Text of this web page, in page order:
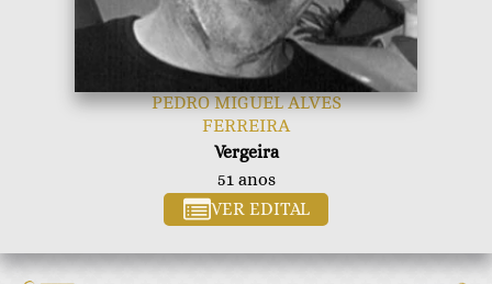
PEDRO MIGUEL ALVES
FERREIRA
Vergeira
51anos
VER EDITAL